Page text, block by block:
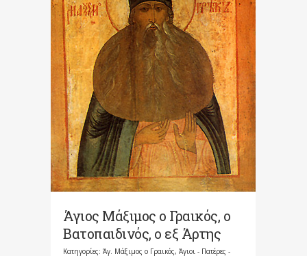
Άγιος Μάξιμος ο Γραικός, ο
Βατοπαιδινός, ο εξ Άρτης
Κατηγορίες: Άγ. Μάξιμος ο Γραικός, Άγιοι - Πατέρες -